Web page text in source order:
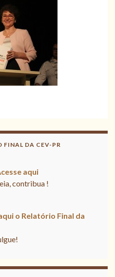
FINAL DA CEV-PR
aqui
contribua !
o Relatório Final da